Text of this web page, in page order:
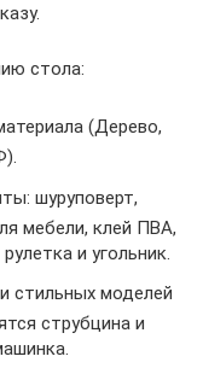
стола:
(Дерево,
шуруповерт,
мебели, клей ПВА,
и угольник.
стильных моделей
струбцина и